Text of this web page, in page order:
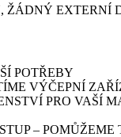
ŽÁDNÝ EXTERNÍ
POTŘEBY
VÝČEPNÍ
PRO VAŠÍ
– POMŮŽEME